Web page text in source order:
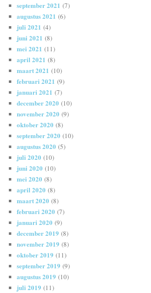
september 2021 (7)
augustus 2021 (6)
juli 2021 (4)
juni 2021 (8)
mei 2021 (11)
april 2021 (8)
maart 2021 (10)
februari 2021 (9)
januari 2021 (7)
december 2020 (10)
november 2020 (9)
oktober 2020 (8)
september 2020 (10)
augustus 2020 (5)
juli 2020 (10)
juni 2020 (10)
mei 2020 (8)
april 2020 (8)
maart 2020 (8)
februari 2020 (7)
januari 2020 (9)
december 2019 (8)
november 2019 (8)
oktober 2019 (11)
september 2019 (9)
augustus 2019 (10)
juli 2019 (11)